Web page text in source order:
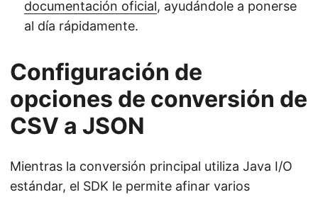
documentación oficial, ayudándole a ponerse
al día rápidamente.
Configuración de
opciones de conversión de
CSV a JSON
Mientras la conversión principal utiliza Java I/O
estándar, el SDK le permite afinar varios